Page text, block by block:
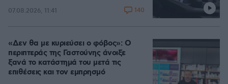
07.08.2026, 11:41 140
«Δεν θα με κυριεύσει ο φόβος»: Ο
περιπτεράς της Γαστούνης άνοιξε
ξανά το κατάστημά του μετά τις
επιθέσεις και τον εμπρησμό